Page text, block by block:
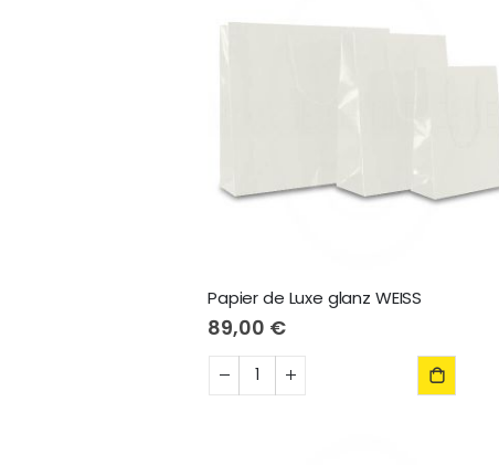
Papier de Luxe glanz WEISS
89,00 €